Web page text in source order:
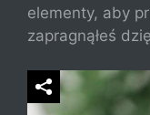
elementy, aby
zapragnąłeś